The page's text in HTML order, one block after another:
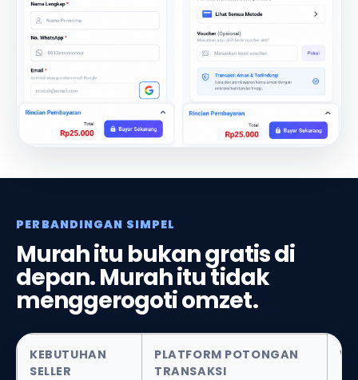
PERBANDINGAN SIMPEL
Murah itu bukan gratis di
depan. Murah itu tidak
menggerogoti omzet.
KEBUTUHAN
SELLER
PLATFORM POTONGAN
TRANSAKSI